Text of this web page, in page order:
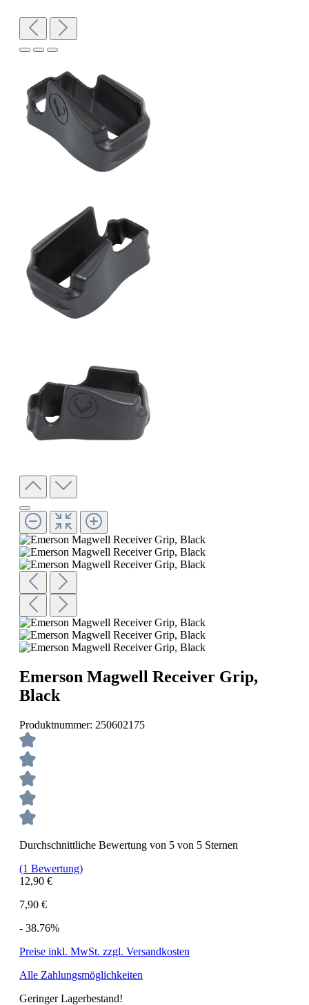
Emerson Magwell Receiver Grip,
Black
Produktnummer: 250602175
Durchschnittliche Bewertung von 5 von 5 Sternen
(1 Bewertung)
12,90 €
7,90 €
- 38.76%
Preise inkl. MwSt. zzgl. Versandkosten
Alle Zahlungsmöglichkeiten
Geringer Lagerbestand!